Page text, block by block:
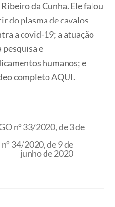
da Cunha. Ele falou
do plasma de cavalos
a covid-19; a atuação
e
humanos; e
completo AQUI.
nº 33/2020, de 3 de
34/2020, de 9 de
junho de 2020